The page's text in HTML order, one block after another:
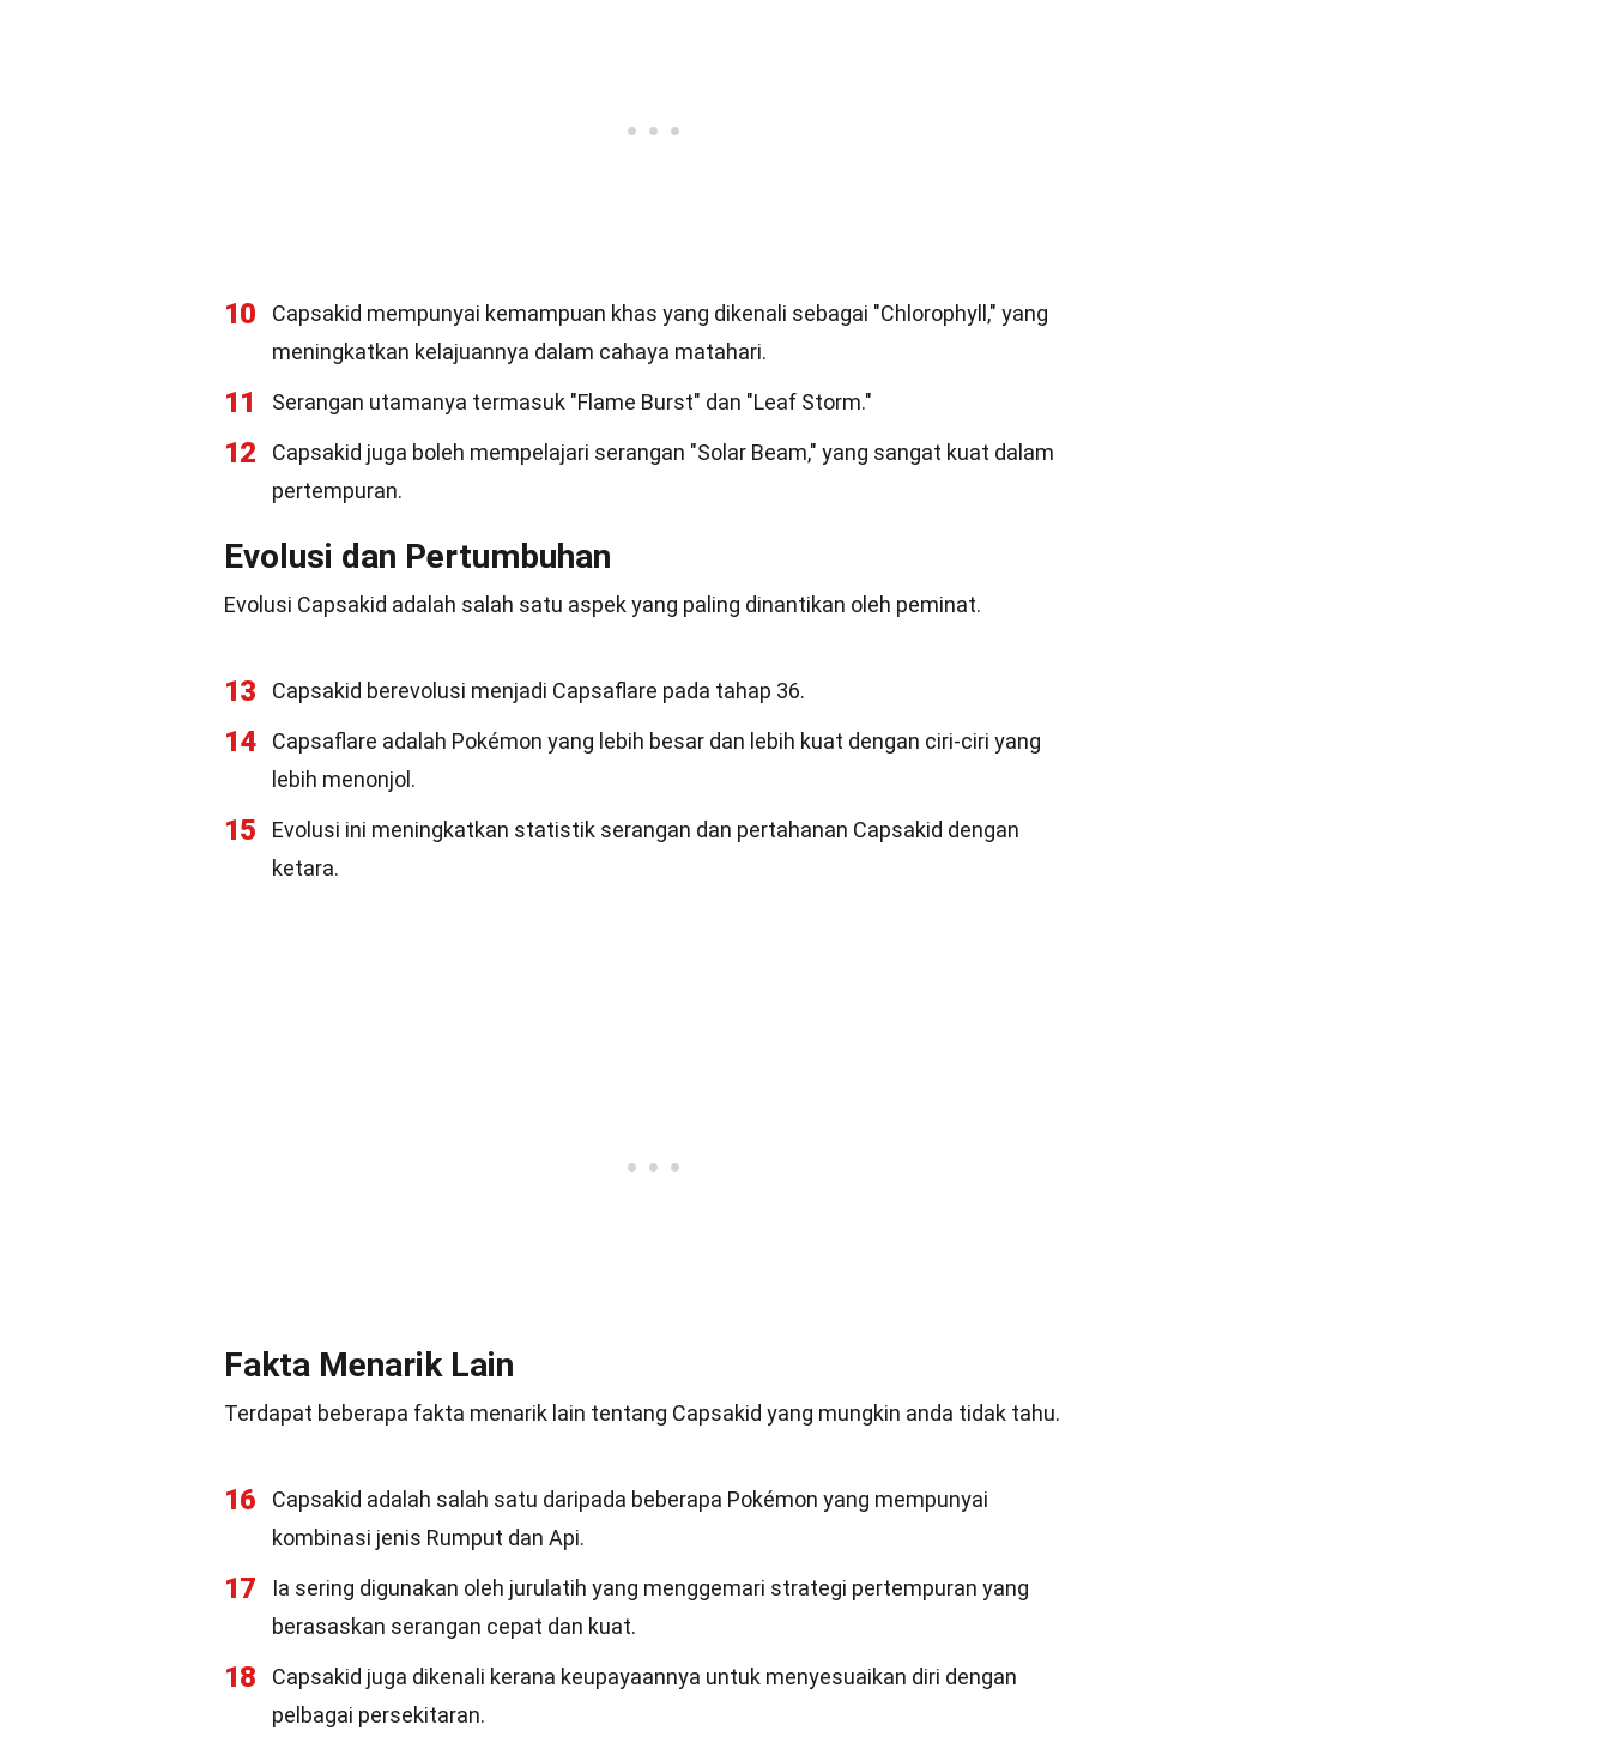
10
Capsakid mempunyai kemampuan khas yang dikenali sebagai "Chlorophyll," yang
meningkatkan kelajuannya dalam cahaya matahari.
11 Serangan utamanya termasuk "Flame Burst" dan "Leaf Storm."
12
Capsakid juga boleh mempelajari serangan "Solar Beam," yang sangat kuat dalam
pertempuran.
Evolusi dan Pertumbuhan
Evolusi Capsakid adalah salah satu aspek yang paling dinantikan oleh peminat.
13 Capsakid berevolusi menjadi Capsaflare pada tahap 36.
14
Capsaflare adalah Pokémon yang lebih besar dan lebih kuat dengan ciri-ciri yang
lebih menonjol.
15
Evolusi ini meningkatkan statistik serangan dan pertahanan Capsakid dengan
ketara.
Fakta Menarik Lain
Terdapat beberapa fakta menarik lain tentang Capsakid yang mungkin anda tidak tahu.
16
Capsakid adalah salah satu daripada beberapa Pokémon yang mempunyai
kombinasi jenis Rumput dan Api.
17
Ia sering digunakan oleh jurulatih yang menggemari strategi pertempuran yang
berasaskan serangan cepat dan kuat.
18
Capsakid juga dikenali kerana keupayaannya untuk menyesuaikan diri dengan
pelbagai persekitaran.